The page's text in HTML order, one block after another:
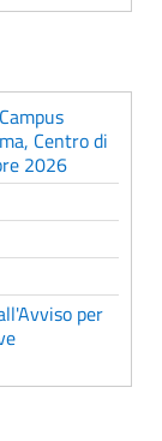
Centro di
2026
per